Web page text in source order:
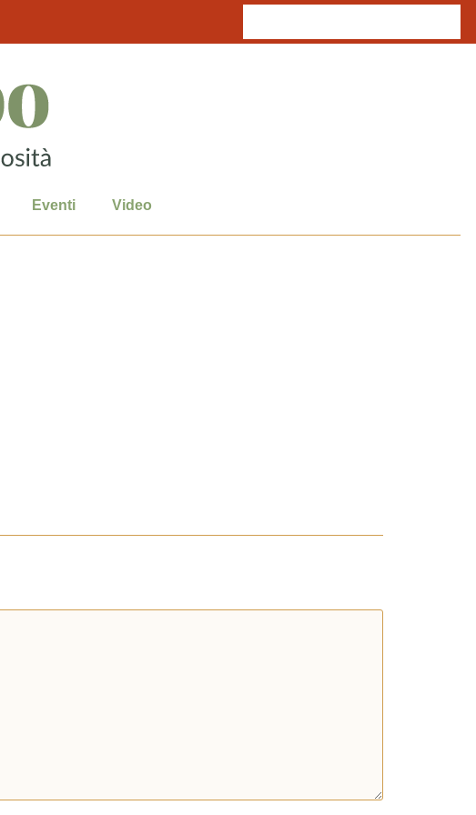
Eventi Video